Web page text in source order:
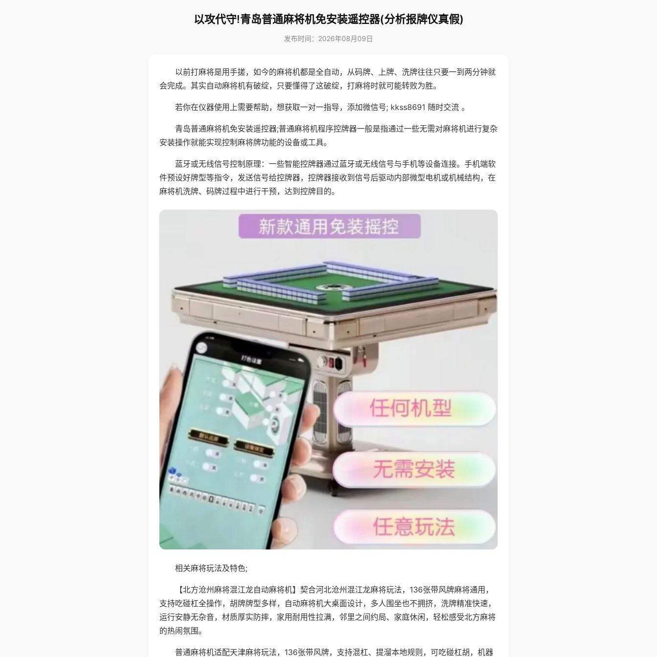
以攻代守!青岛普通麻将机免安装遥控器(分析报牌仪真假)
发布时间：2026年08月09日
以前打麻将是用手搓，如今的麻将机都是全自动，从码牌、上牌、洗牌往往只要一到两分钟就
会完成。其实自动麻将机有破绽，只要懂得了这破绽，打麻将时就可能转败为胜。
若你在仪器使用上需要帮助，想获取一对一指导，添加微信号; kkss8691 随时交流 。
青岛普通麻将机免安装遥控器;普通麻将机程序控牌器一般是指通过一些无需对麻将机进行复杂
安装操作就能实现控制麻将牌功能的设备或工具。
蓝牙或无线信号控制原理：一些智能控牌器通过蓝牙或无线信号与手机等设备连接。手机端软
件预设好牌型等指令，发送信号给控牌器，控牌器接收到信号后驱动内部微型电机或机械结构，在
麻将机洗牌、码牌过程中进行干预，达到控牌目的。
相关麻将玩法及特色;
【北方沧州麻将混江龙自动麻将机】契合河北沧州混江龙麻将玩法，136张带风牌麻将通用，
支持吃碰杠全操作，胡牌牌型多样，自动麻将机大桌面设计，多人围坐也不拥挤，洗牌精准快速，
运行安静无杂音，材质厚实防摔，家用耐用性拉满，邻里之间约局、家庭休闲，轻松感受北方麻将
的热闹氛围。
普通麻将机适配天津麻将玩法，136张带风牌，支持混杠、提溜本地规则，可吃碰杠胡，机器